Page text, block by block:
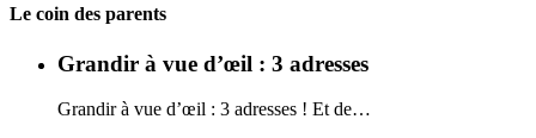
Carto
Le coin des parents
Grandir à vue d’œil : 3 adresses
Grandir à vue d’œil : 3 adresses ! Et de…